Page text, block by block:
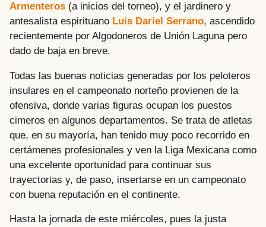
Armenteros (a inicios del torneo), y el jardinero y
antesalista espirituano Luis Dariel Serrano, ascendido
recientemente por Algodoneros de Unión Laguna pero
dado de baja en breve.
Todas las buenas noticias generadas por los peloteros
insulares en el campeonato norteño provienen de la
ofensiva, donde varias figuras ocupan los puestos
cimeros en algunos departamentos. Se trata de atletas
que, en su mayoría, han tenido muy poco recorrido en
certámenes profesionales y ven la Liga Mexicana como
una excelente oportunidad para continuar sus
trayectorias y, de paso, insertarse en un campeonato
con buena reputación en el continente.
Hasta la jornada de este miércoles, pues la justa